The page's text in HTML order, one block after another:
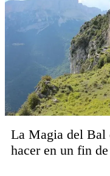
La Magia del Bal
hacer en un fin de